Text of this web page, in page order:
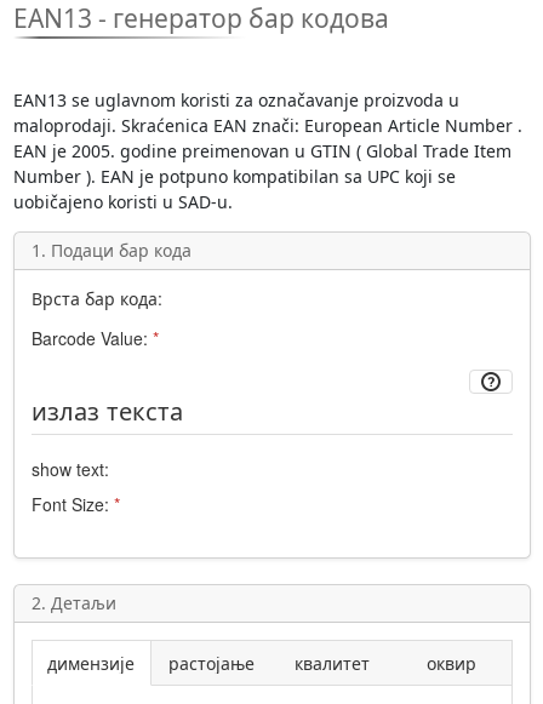
EAN13 - генератор бар кодова
EAN13 se uglavnom koristi za označavanje proizvoda u
maloprodaji. Skraćenica EAN znači: European Article Number .
EAN je 2005. godine preimenovan u GTIN (Global Trade Item
Number ). EAN je potpuno kompatibilan sa UPC koji se
uobičajeno koristi u SAD-u.
1. Подаци бар кода
Врста бар кода:
Barcode Value: *
излаз текста
show text:
Font Size: *
2. Детаљи
димензије растојање квалитет оквир